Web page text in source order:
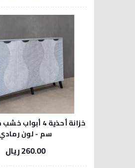
سم - لون
260.00 ريال